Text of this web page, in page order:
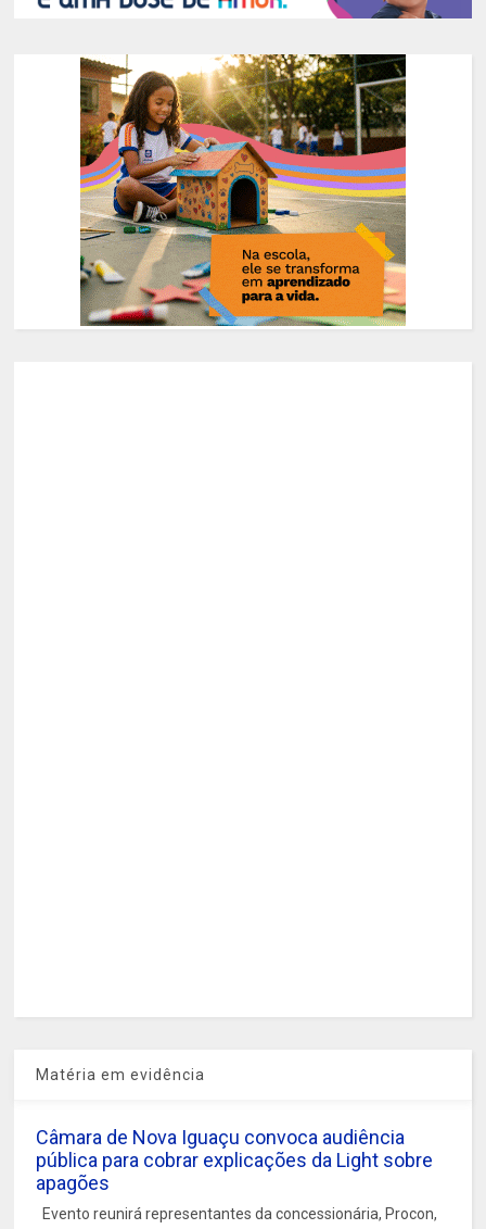
Matéria em evidência
Câmara de Nova Iguaçu convoca audiência
pública para cobrar explicações da Light sobre
apagões
Evento reunirá representantes da concessionária, Procon,